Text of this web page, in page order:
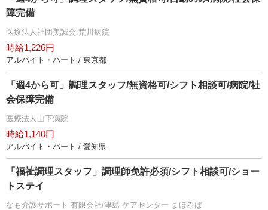
障完備
医療法人社団美誠会 荒川病院
時給1,226円
アルバイト・パート / 東京都
「週4から可」調理スタッフ/無資格可/シフト相談可/病院/社
会保障完備
医療法人山下病院
時給1,140円
アルバイト・パート / 愛知県
「福祉調理スタッフ」調理師免許必須/シフト相談可/ショー
トステイ
なも介護サポート 有限会社/津島 ケアセンター まほろば